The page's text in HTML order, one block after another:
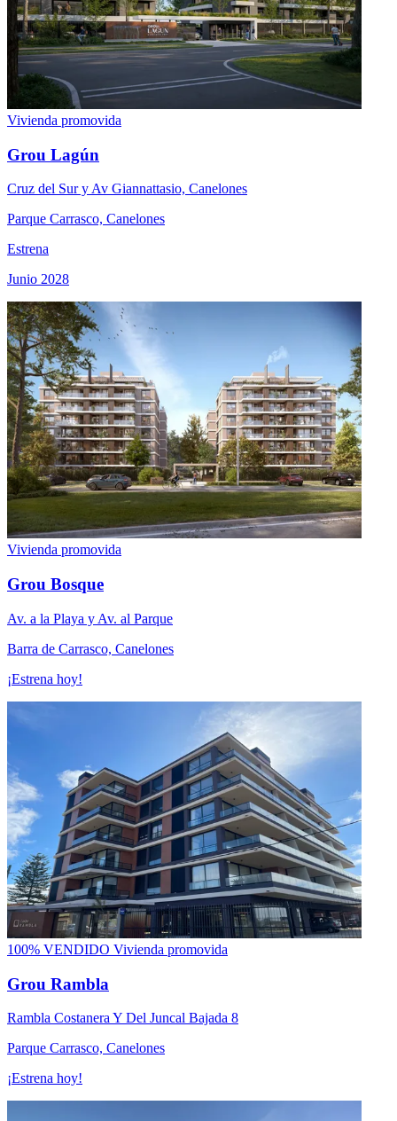
Vivienda promovida
Grou Lagún
Cruz del Sur y Av Giannattasio, Canelones
Parque Carrasco, Canelones
Estrena
Junio 2028
Vivienda promovida
Grou Bosque
Av. a la Playa y Av. al Parque
Barra de Carrasco, Canelones
¡Estrena hoy!
100% VENDIDO Vivienda promovida
Grou Rambla
Rambla Costanera Y Del Juncal Bajada 8
Parque Carrasco, Canelones
¡Estrena hoy!